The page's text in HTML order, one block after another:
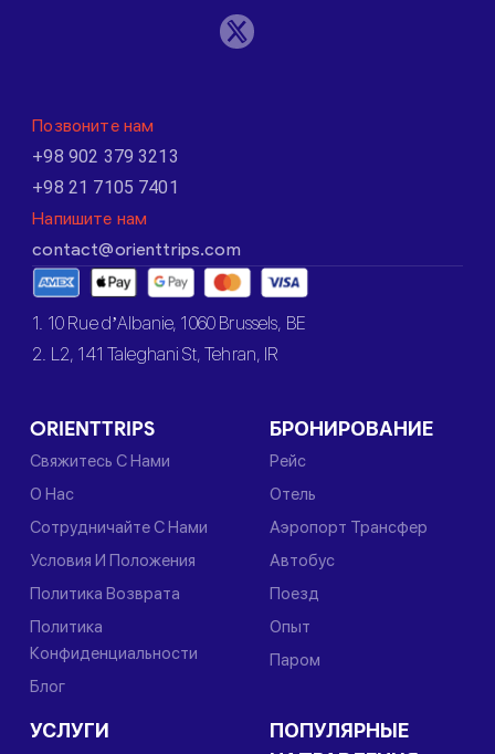
Позвоните нам
+98 902 379 3213
+98 21 7105 7401
Напишите нам
contact@orienttrips.com
1. 10 Rue d’Albanie, 1060 Brussels, BE
2. L2, 141 Taleghani St, Tehran, IR
ORIENTTRIPS
Свяжитесь С Нами
О Нас
Сотрудничайте С Нами
Условия И Положения
Политика Возврата
Политика
Конфиденциальности
Блог
БРОНИРОВАНИЕ
Рейс
Отель
Аэропорт Трансфер
Автобус
Поезд
Опыт
Паром
УСЛУГИ
ПОПУЛЯРНЫЕ